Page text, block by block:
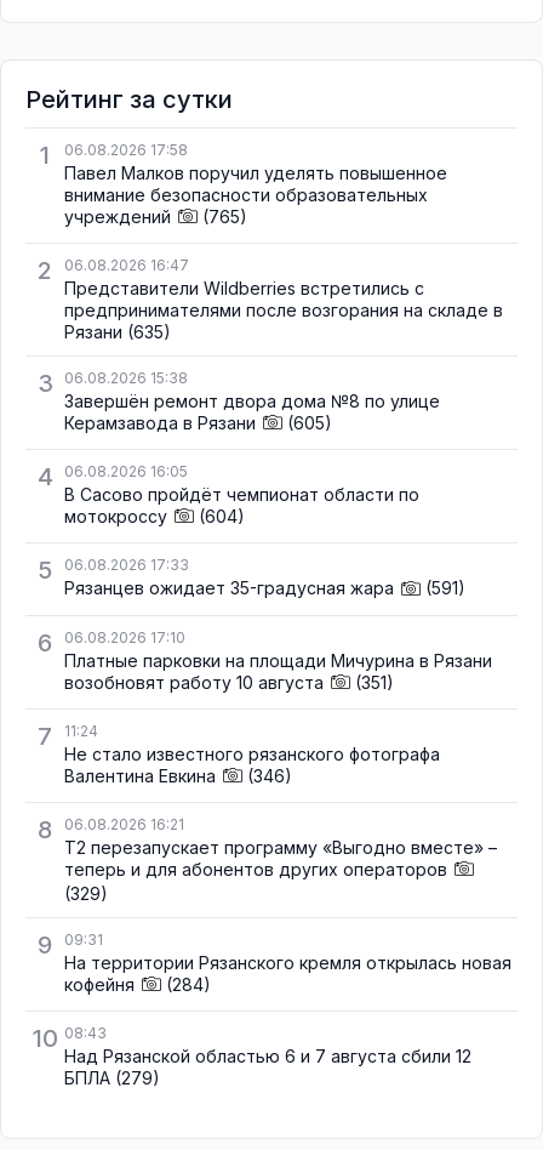
Рейтинг за сутки
1
06.08.2026 17:58
Павел Малков поручил уделять повышенное
внимание безопасности образовательных
учреждений
(765)
2 06.08.2026 16:47
Представители Wildberries встретились с
предпринимателями после возгорания на складе в
Рязани (635)
3 06.08.2026 15:38
Завершён ремонт двора дома №8 по улице
Керамзавода в Рязани
(605)
4 06.08.2026 16:05
В Сасово пройдёт чемпионат области по
мотокроссу
(604)
5 06.08.2026 17:33
Рязанцев ожидает 35-градусная жара (591)
6 06.08.2026 17:10
Платные парковки на площади Мичурина в Рязани
возобновят работу 10 августа
(351)
7 11:24
Не стало известного рязанского фотографа
Валентина Евкина
(346)
8 06.08.2026 16:21
Т2 перезапускает программу «Выгодно вместе» –
теперь и для абонентов других операторов
(329)
9 09:31
На территории Рязанского кремля открылась новая
кофейня
(284)
10 08:43
Над Рязанской областью 6 и 7 августа сбили 12
БПЛА (279)